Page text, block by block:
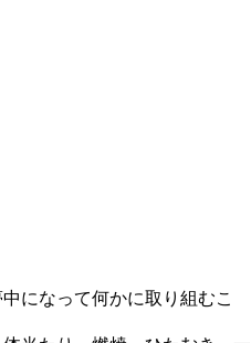
になって何かに取り組むこ